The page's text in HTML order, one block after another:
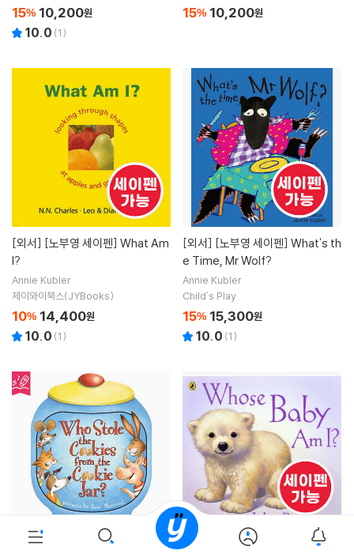
15% 10,200원
10.0 (1)
15% 10,200원
[외서]
I?
Annie Kubler
제이와이북스(JYBooks)
10% 14,400원
10.0 (1)
[외서]
e Time, Mr Wolf?
Annie Kubler
Child's Play
15% 15,300원
10.0 (1)
[외서][노부영 세이펜] Who Stol
[외서]